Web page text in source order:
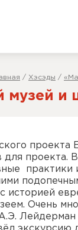
/ Хэсэды /
музей и
проекта
проекта.
практики
с историей
Очень